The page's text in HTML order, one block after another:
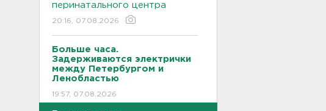
перинатального центра
20:16, 07.08.2026
Больше часа.
Задерживаются электрички
между Петербургом и
Ленобластью
19:57, 07.08.2026